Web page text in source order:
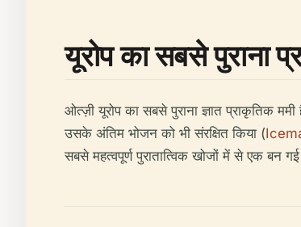
यूरोप का सबसे पुराना
ओत्ज़ी यूरोप का सबसे पुराना ज्ञात प्राकृतिक
उसके अंतिम भोजन को भी संरक्षित किया (
सबसे महत्वपूर्ण पुरातात्विक खोजों में से एक बन